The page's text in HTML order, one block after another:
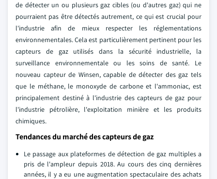
de détecter un ou plusieurs gaz cibles (ou d'autres gaz) qui ne
pourraient pas être détectés autrement, ce qui est crucial pour
l'industrie afin de mieux respecter les réglementations
environnementales. Cela est particulièrement pertinent pour les
capteurs de gaz utilisés dans la sécurité industrielle, la
surveillance environnementale ou les soins de santé. Le
nouveau capteur de Winsen, capable de détecter des gaz tels
que le méthane, le monoxyde de carbone et l'ammoniac, est
principalement destiné à l'industrie des capteurs de gaz pour
l'industrie pétrolière, l'exploitation minière et les produits
chimiques.
Tendances du marché des capteurs de gaz
Le passage aux plateformes de détection de gaz multiples a
pris de l'ampleur depuis 2018. Au cours des cinq dernières
années, il y a eu une augmentation spectaculaire des achats